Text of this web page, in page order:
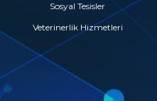
Sosyal Tesisler
Veterinerlik Hizmetleri